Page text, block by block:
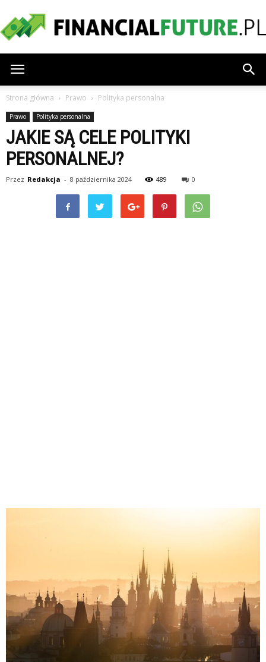
Strona główna Prawo Polityka personalna
Prawo Polityka personalna
JAKIE SĄ CELE POLITYKI
PERSONALNEJ?
Przez Redakcja - 8 października 2024 489 0